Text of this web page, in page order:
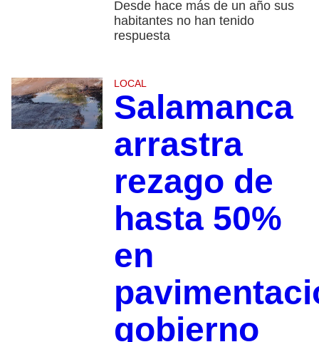
Desde hace más de un año sus
habitantes no han tenido
respuesta
LOCAL
Salamanca
arrastra
rezago de
hasta 50%
en
gobierno